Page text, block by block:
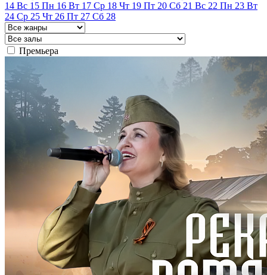
14 Вс 15 Пн 16 Вт 17 Ср 18 Чт 19 Пт 20 Сб 21 Вс 22 Пн 23 Вт
24 Ср 25 Чт 26 Пт 27 Сб 28
Премьера